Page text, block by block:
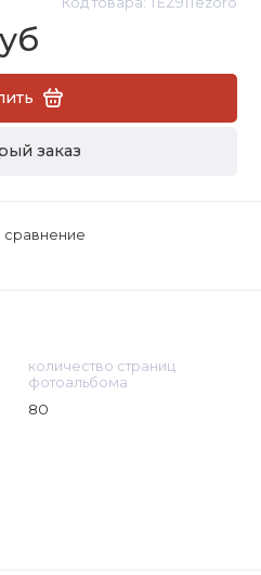
заказ
сравнение
количество страниц
фотоальбома
80